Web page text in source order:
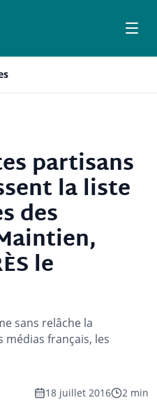
partisans
la liste
des
le
sans relâche la
médias français, les
18 juillet 2016 2 min